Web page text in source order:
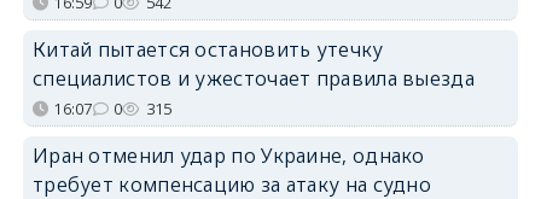
Китай пытается остановить утечку
специалистов и ужесточает правила выезда
16:07 0 315
Иран отменил удар по Украине, однако
требует компенсацию за атаку на судно